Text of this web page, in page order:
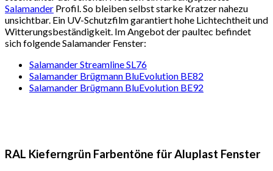
Salamander Profil. So bleiben selbst starke Kratzer nahezu
unsichtbar. Ein UV-Schutzfilm garantiert hohe Lichtechtheit und
Witterungsbeständigkeit. Im Angebot der paultec befindet
sich folgende Salamander Fenster:
Salamander Streamline SL76
Salamander Brügmann BluEvolution BE82
Salamander Brügmann BluEvolution BE92
RAL Kieferngrün Farbentöne für Aluplast Fenster